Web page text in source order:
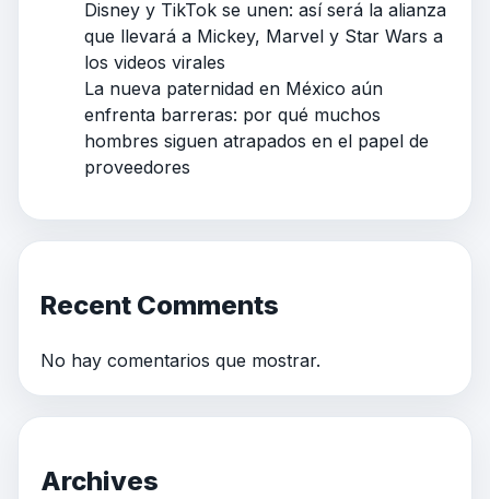
Disney y TikTok se unen: así será la alianza
que llevará a Mickey, Marvel y Star Wars a
los videos virales
La nueva paternidad en México aún
enfrenta barreras: por qué muchos
hombres siguen atrapados en el papel de
proveedores
Recent Comments
No hay comentarios que mostrar.
Archives